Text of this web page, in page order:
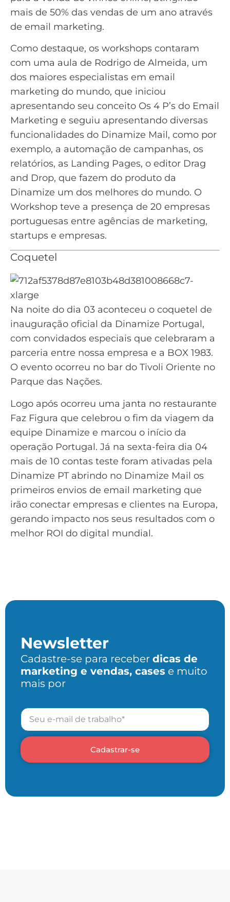
mais de 50% das vendas de um ano através
de email marketing.
Como destaque, os workshops contaram
com uma aula de Rodrigo de Almeida, um
dos maiores especialistas em email
marketing do mundo, que iniciou
apresentando seu conceito Os 4 P’s do Email
Marketing e seguiu apresentando diversas
funcionalidades do Dinamize Mail, como por
exemplo, a automação de campanhas, os
relatórios, as Landing Pages, o editor Drag
and Drop, que fazem do produto da
Dinamize um dos melhores do mundo. O
Workshop teve a presença de 20 empresas
portuguesas entre agências de marketing,
startups e empresas.
Coquetel
Na noite do dia 03 aconteceu o coquetel de
inauguração oficial da Dinamize Portugal,
com convidados especiais que celebraram a
parceria entre nossa empresa e a BOX 1983.
O evento ocorreu no bar do Tivoli Oriente no
Parque das Nações.
Logo após ocorreu uma janta no restaurante
Faz Figura que celebrou o fim da viagem da
equipe Dinamize e marcou o início da
operação Portugal. Já na sexta-feira dia 04
mais de 10 contas teste foram ativadas pela
Dinamize PT abrindo no Dinamize Mail os
primeiros envios de email marketing que
irão conectar empresas e clientes na Europa,
gerando impacto nos seus resultados com o
melhor ROI do digital mundial.
Newsletter
Cadastre-se para receber dicas de
marketing e vendas, cases e muito
mais por
Cadastrar-se